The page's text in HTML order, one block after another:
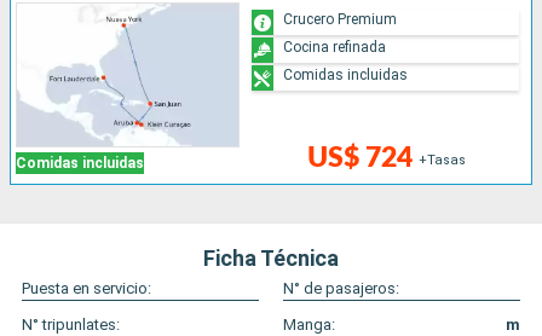
Comidas incluidas US$ 724 +Tasas
Crucero Premium
Cocina refinada
Comidas incluidas
Ficha Técnica
Puesta en servicio:
N° de pasajeros:
N° tripunlates:
Manga:
m